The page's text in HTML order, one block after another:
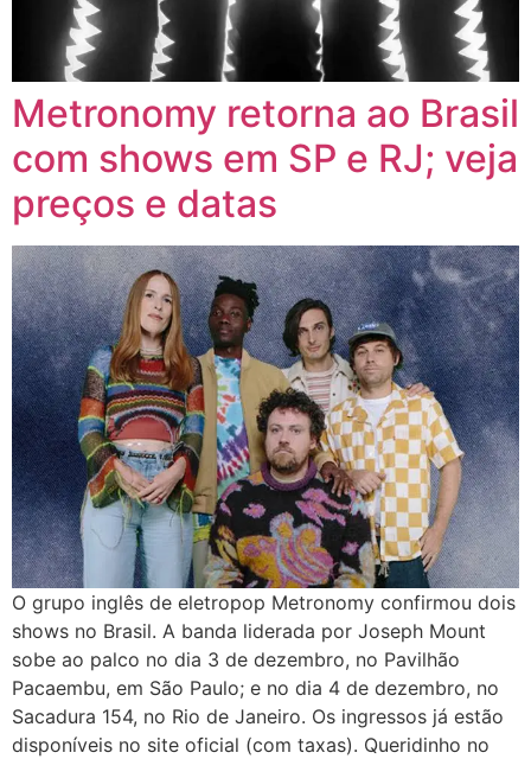
Metronomy retorna ao Brasil
com shows em SP e RJ; veja
preços e datas
O grupo inglês de eletropop Metronomy confirmou dois
shows no Brasil. A banda liderada por Joseph Mount
sobe ao palco no dia 3 de dezembro, no Pavilhão
Pacaembu, em São Paulo; e no dia 4 de dezembro, no
Sacadura 154, no Rio de Janeiro. Os ingressos já estão
disponíveis no site oficial (com taxas). Queridinho no